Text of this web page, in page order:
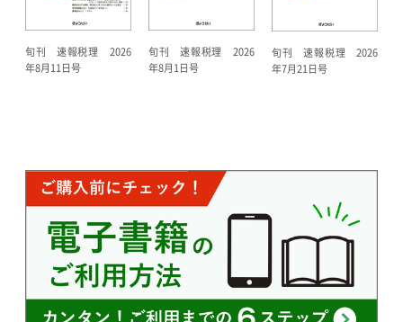
旬刊 速報税理 2026
年8月11日号
旬刊 速報税理 2026
年8月1日号
旬刊 速報税理 2026
年7月21日号